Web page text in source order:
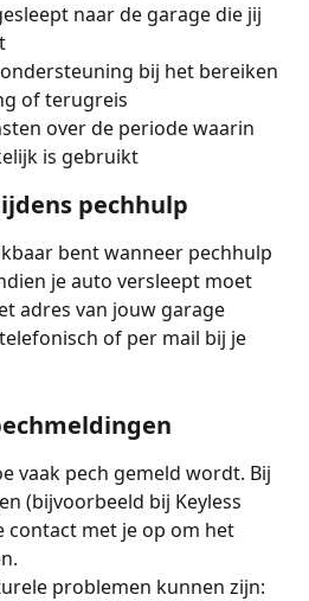
naar de garage die jij
bij het bereiken
of terugreis
over de periode waarin
is gebruikt
pechhulp
bent wanneer pechhulp
je auto versleept moet
adres van jouw garage
of per mail bij je
vaak pech gemeld wordt. Bij
(bijvoorbeeld bij Keyless
contact met je op om het
problemen kunnen zijn: